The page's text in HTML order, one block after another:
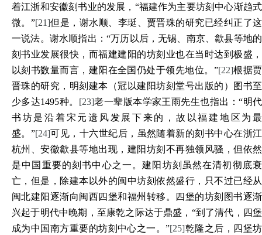
着江浙和安徽刻书业的发展，“福建作为主要坊刻中心渐趋式
微。”[21]但是，谢水顺、李珽、贾晋珠的研究已经纠正了这
一说法。谢水顺指出：“万历以后，无锡、南京、歙县等地的
刻书业发展很快，而福建建阳的坊刻业也在当时达到极盛，
以刻书数量而言，建阳在全国仍处于领先地位。”[22]根据贾
晋珠的研究，明刻建本（冠以建阳坊刻堂号出版的）图书至
少多达1495种。 [23]老一辈版本学家王雨先生也指出：“明代
书坊是沿着宋元遗风发展下来的，故以福建地区为最
盛。”[24]可见，十六世纪后，虽然随着新的刻书中心在浙江
杭州、安徽歙县等地出现，建阳坊刻不再独领风骚，但依然
是中国重要的刻书中心之一。建阳坊刻虽然在清初彻底衰
亡，但是，除建本以外的闽中坊刻依然盛行，只不过已经从
闽北建阳逐渐向闽西四堡和福州转移。四堡的坊刻图书逐渐
兴起于明代中晚期，至康乾之际达于鼎盛，“到了清代，四堡
成为中国南方重要的坊刻中心之一。”[25]乾隆之后，四堡坊